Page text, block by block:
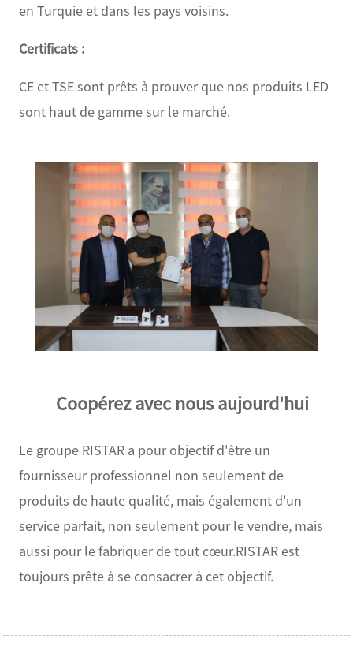
en Turquie et dans les pays voisins.
Certificats :
CE et TSE sont prêts à prouver que nos produits LED
sont haut de gamme sur le marché.
Coopérez avec nous aujourd'hui
Le groupe RISTAR a pour objectif d'être un
fournisseur professionnel non seulement de
produits de haute qualité, mais également d'un
service parfait, non seulement pour le vendre, mais
aussi pour le fabriquer de tout cœur.RISTAR est
toujours prête à se consacrer à cet objectif.